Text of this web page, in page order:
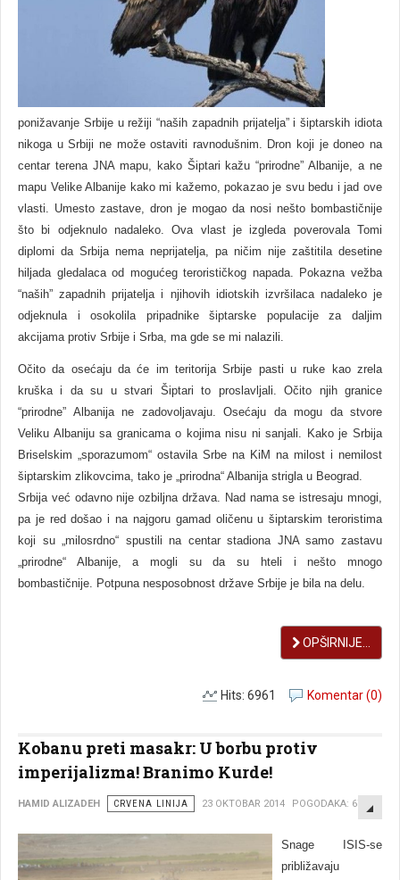
ponižavanje Srbije u režiji “naših zapadnih prijatelja” i šiptarskih idiota
nikoga u Srbiji ne može ostaviti ravnodušnim. Dron koji je doneo na
centar terena JNA mapu, kako Šiptari kažu “prirodne” Albanije, a ne
mapu Velike Albanije kako mi kažemo, pokazao je svu bedu i jad ove
vlasti. Umesto zastave, dron je mogao da nosi nešto bombastičnije
što bi odjeknulo nadaleko. Ova vlast je izgleda poverovala Tomi
diplomi da Srbija nema neprijatelja, pa ničim nije zaštitila desetine
hiljada gledalaca od mogućeg terorističkog napada. Pokazna vežba
“naših” zapadnih prijatelja i njihovih idiotskih izvršilaca nadaleko je
odjeknula i osokolila pripadnike šiptarske populacije za daljim
akcijama protiv Srbije i Srba, ma gde se mi nalazili.
Očito da osećaju da će im teritorija Srbije pasti u ruke kao zrela
kruška i da su u stvari Šiptari to proslavljali. Očito njih granice
“prirodne” Albanija ne zadovoljavaju. Osećaju da mogu da stvore
Veliku Albaniju sa granicama o kojima nisu ni sanjali. Kako je Srbija
Briselskim „sporazumom“ ostavila Srbe na KiM na milost i nemilost
šiptarskim zlikovcima, tako je „prirodna“ Albanija strigla u Beograd.
Srbija već odavno nije ozbiljna država. Nad nama se istresaju mnogi,
pa je red došao i na najgoru gamad oličenu u šiptarskim teroristima
koji su „milosrdno“ spustili na centar stadiona JNA samo zastavu
„prirodne“ Albanije, a mogli su da su hteli i nešto mnogo
bombastičnije. Potpuna nesposobnost države Srbije je bila na delu.
OPŠIRNIJE...
Komentar (0)
Hits: 6961
Kobanu preti masakr: U borbu protiv
imperijalizma! Branimo Kurde!
HAMID ALIZADEH CRVENA LINIJA 23 OKTOBAR 2014 POGODAKA: 6718
Snage ISIS-se
približavaju